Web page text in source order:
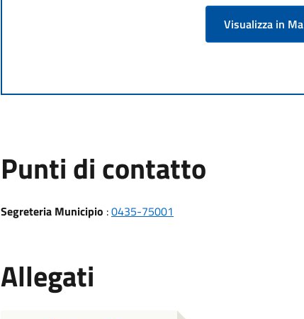
Visualizza in
Punti di contatto
Segreteria Municipio :0435-75001
Allegati